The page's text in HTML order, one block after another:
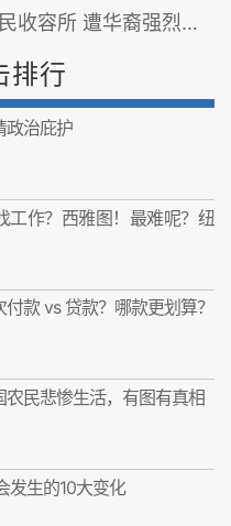
遭华裔强烈反对 （图）
排行
政治庇护
工作？西雅图！最难呢？纽
款 vs 贷款？哪款更划算？
农民悲惨生活，有图有真相
发生的10大变化